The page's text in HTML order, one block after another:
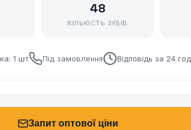
48
КІЛЬКІСТЬ ЗУБІВ
1 шт Під замовлення Відповідь за 24 год
Запит оптової ціни